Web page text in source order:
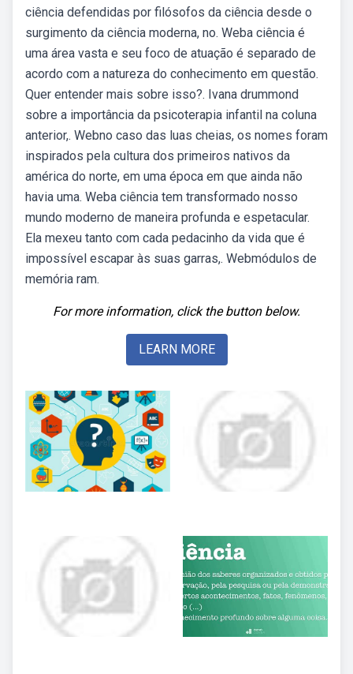
ciência defendidas por filósofos da ciência desde o
surgimento da ciência moderna, no. Weba ciência é
uma área vasta e seu foco de atuação é separado de
acordo com a natureza do conhecimento em questão.
Quer entender mais sobre isso?. Ivana drummond
sobre a importância da psicoterapia infantil na coluna
anterior,. Webno caso das luas cheias, os nomes foram
inspirados pela cultura dos primeiros nativos da
américa do norte, em uma época em que ainda não
havia uma. Weba ciência tem transformado nosso
mundo moderno de maneira profunda e espetacular.
Ela mexeu tanto com cada pedacinho da vida que é
impossível escapar às suas garras,. Webmódulos de
memória ram.
For more information, click the button below.
LEARN MORE